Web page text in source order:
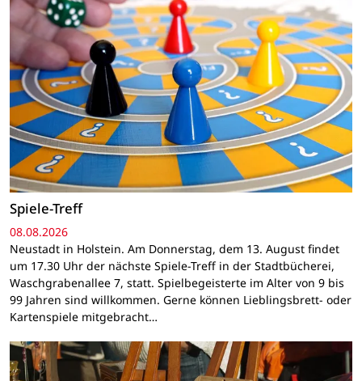
Spiele-Treff
08.08.2026
Neustadt in Holstein. Am Donnerstag, dem 13. August findet
um 17.30 Uhr der nächste Spiele-Treff in der Stadtbücherei,
Waschgrabenallee 7, statt. Spielbegeisterte im Alter von 9 bis
99 Jahren sind willkommen. Gerne können Lieblingsbrett- oder
Kartenspiele mitgebracht…